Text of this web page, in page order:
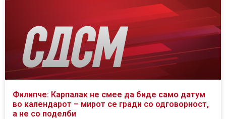
Филипче: Карпалак не смее да биде само датум
во календарот – мирот се гради со одговорност,
а не со поделби